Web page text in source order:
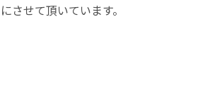
せて頂いています。